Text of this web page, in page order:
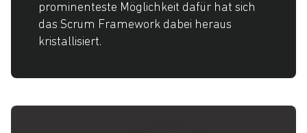
prominenteste Möglichkeit dafür hat sich
das Scrum Framework dabei heraus
kristallisiert.